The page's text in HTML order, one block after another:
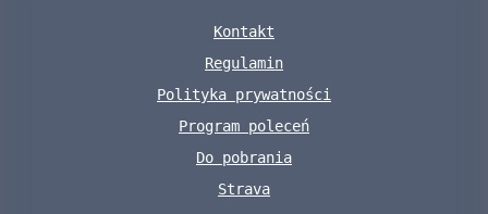
Kontakt
Regulamin
Polityka prywatności
Program poleceń
Do pobrania
Strava